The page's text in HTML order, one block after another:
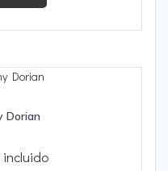
Dorian
incluido